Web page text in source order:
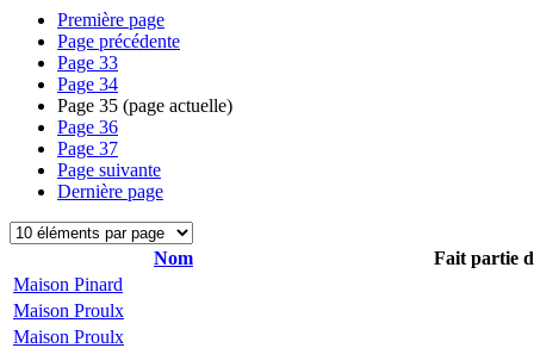
Première page
Page précédente
Page 33
Page 34
Page 35 (page actuelle)
Page 36
Page 37
Page suivante
Dernière page
Nom
Fait partie
Maison Pinard
Maison Proulx
Maison Proulx